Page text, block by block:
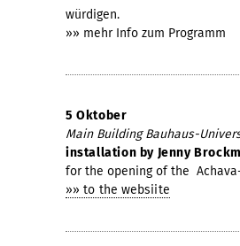
würdigen.
»» mehr Info zum Programm
5 Oktober
Main Building Bauhaus-
installation by Jenny
for the opening of the
»» to the websiite